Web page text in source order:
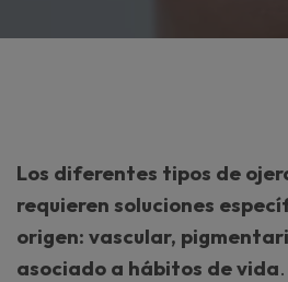
Los diferentes tipos de
requieren soluciones
origen: vascular,
asociado a hábitos de vida